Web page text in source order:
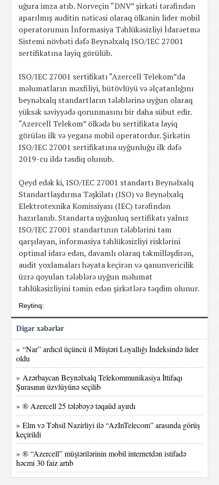
uğura imza atıb. Norveçin “DNV” şirkəti tərəfindən
aparılmış auditin nəticəsi olaraq ölkənin lider mobil
operatorunun İnformasiya Təhlükəsizliyi İdarəetmə
Sistemi növbəti dəfə Beynəlxalq ISO/IEC 27001
sertifikatına layiq görülüb.
ISO/IEC 27001 sertifikatı “Azercell Telekom”da
məlumatların məxfiliyi, bütövlüyü və əlçatanlığını
beynəlxalq standartların tələblərinə uyğun olaraq
yüksək səviyyədə qorunmasını bir daha sübut edir.
“Azercell Telekom” ölkədə bu sertifikata layiq
görülən ilk və yeganə mobil operatordur. Şirkətin
ISO/IEC 27001 sertifikatına uyğunluğu ilk dəfə
2019-cu ildə təsdiq olunub.
Qeyd edək ki, ISO/IEC 27001 standartı Beynəlxalq
Standartlaşdırma Təşkilatı (ISO) və Beynəlxalq
Elektrotexnika Komissiyası (IEC) tərəfindən
hazırlanıb. Standarta uyğunluq sertifikatı yalnız
ISO/IEC 27001 standartının tələblərini tam
qarşılayan, informasiya təhlükəsizliyi risklərini
optimal idarə edən, davamlı olaraq təkmilləşdirən,
audit yoxlamaları həyata keçirən və qanunvericilik
üzrə qoyulan tələblərə uyğun məlumat
təhlükəsizliyini təmin edən şirkətlərə təqdim olunur.
Reytinq:
Digər xəbərlər
» “Nar” ardıcıl üçüncü il Müştəri Loyallığı İndeksində lider
oldu
» Azərbaycan Beynəlxalq Telekommunikasiya İttifaqı
Şurasının üzvlüyünə seçilib
» ® Azercell 25 tələbəyə təqaüd ayırdı
» Elm və Təhsil Nazirliyi ilə “AzInTelecom” arasında görüş
keçirildi
» ® “Azercell” müştərilərinin mobil internetdən istifadə
həcmi 30 faiz artıb